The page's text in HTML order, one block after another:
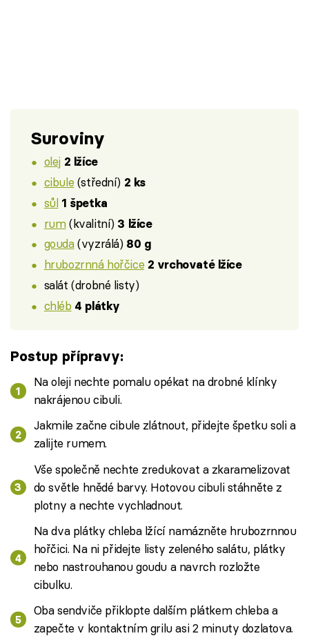
Suroviny
olej 2 lžíce
cibule (střední) 2 ks
sůl 1 špetka
rum(kvalitní) 3 lžíce
gouda(vyzrálá) 80 g
hrubozrnná hořčice 2 vrchovaté lžíce
salát (drobné listy)
chléb 4 plátky
Postup přípravy:
Na oleji nechte pomalu opékat na drobné klínky
nakrájenou cibuli.
Jakmile začne cibule zlátnout, přidejte špetku soli a
zalijte rumem.
Vše společně nechte zredukovat a zkaramelizovat
do světle hnědé barvy. Hotovou cibuli stáhněte z
plotny a nechte vychladnout.
Na dva plátky chleba lžící namázněte hrubozrnnou
hořčici. Na ni přidejte listy zeleného salátu, plátky
nebo nastrouhanou goudu a navrch rozložte
cibulku.
Oba sendviče přiklopte dalším plátkem chleba a
zapečte v kontaktním grilu asi 2 minuty dozlatova.